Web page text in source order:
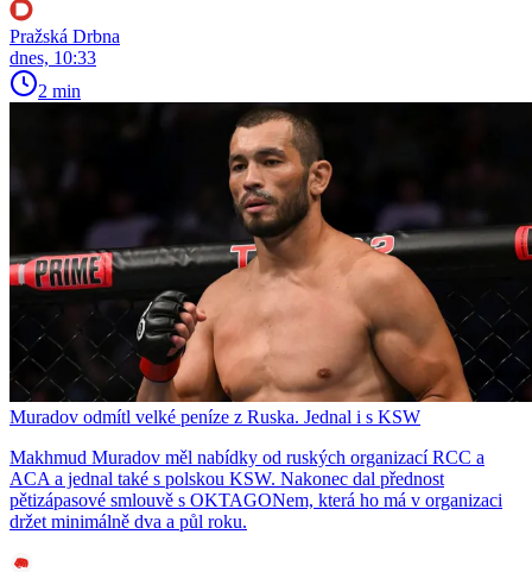
Pražská Drbna
dnes, 10:33
2 min
Muradov odmítl velké peníze z Ruska. Jednal i s KSW
Makhmud Muradov měl nabídky od ruských organizací RCC a
ACA a jednal také s polskou KSW. Nakonec dal přednost
pětizápasové smlouvě s OKTAGONem, která ho má v organizaci
držet minimálně dva a půl roku.